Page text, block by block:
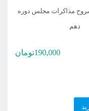
مذاکرات مجلس دوره
دهم
190,000تومان